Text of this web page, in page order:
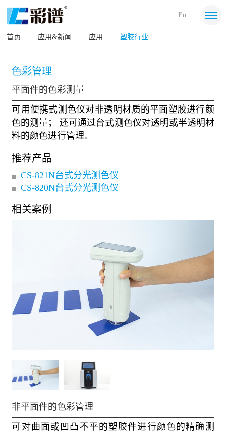
En
首页 应用&新闻 应用 塑胶行业
色彩管理
平面件的色彩测量
可用便携式测色仪对非透明材质的平面塑胶进行颜
色的测量； 还可通过台式测色仪对透明或半透明材
料的颜色进行管理。
推荐产品
CS-821N台式分光测色仪
CS-820N台式分光测色仪
相关案例
非平面件的色彩管理
可对曲面或凹凸不平的塑胶件进行颜色的精确测